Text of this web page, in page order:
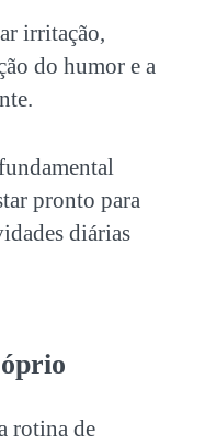
irritação,
do humor e a
pronto para
diárias
rotina de